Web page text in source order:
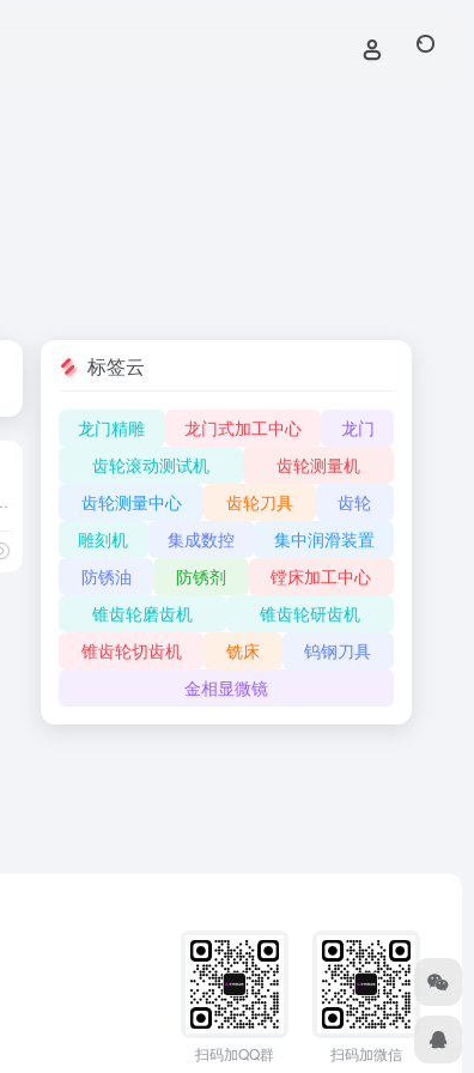
标签云
龙门精雕 龙门式加工中心
龙门
齿轮滚动测试机
齿轮测量机
齿轮测量中心
齿轮刀具
齿轮
雕刻机
集成数控
集中润滑装置
防锈油
防锈剂
镗床加工中心
锥齿轮磨齿机
锥齿轮研齿机
锥齿轮切齿机
铣床
钨钢刀具
金相显微镜
扫码加QQ群 扫码加微信